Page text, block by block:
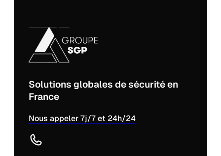
Solutions globales de sécurité en
France
Nous appeler 7j/7 et 24h/24